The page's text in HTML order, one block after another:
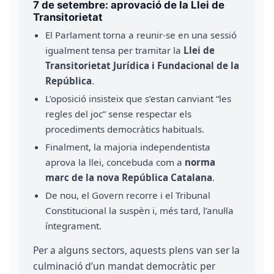
7 de setembre: aprovació de la Llei de
Transitorietat
El Parlament torna a reunir-se en una sessió
igualment tensa per tramitar la Llei de
Transitorietat Jurídica i Fundacional de la
República.
L’oposició insisteix que s’estan canviant “les
regles del joc” sense respectar els
procediments democràtics habituals.
Finalment, la majoria independentista
aprova la llei, concebuda com a norma
marc de la nova República Catalana.
De nou, el Govern recorre i el Tribunal
Constitucional la suspèn i, més tard, l’anul·la
íntegrament.
Per a alguns sectors, aquests plens van ser la
culminació d’un mandat democràtic per